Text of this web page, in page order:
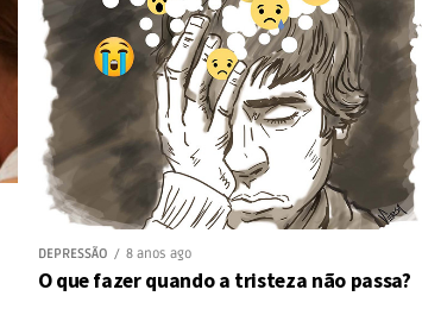
DEPRESSÃO 8 anos ago
O que fazer quando a tristeza não passa?